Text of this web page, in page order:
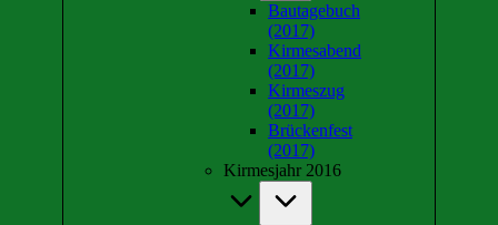
Bautagebuch
(2017)
Kirmesabend
(2017)
Kirmeszug
(2017)
Brückenfest
(2017)
Kirmesjahr 2016